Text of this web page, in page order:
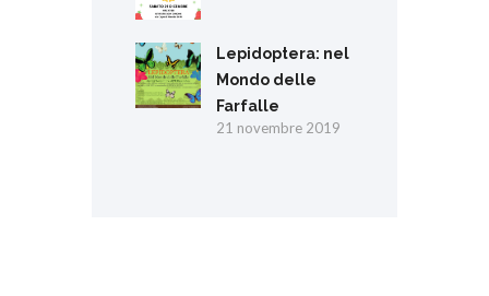
Lepidoptera: nel
Mondo delle
Farfalle
21 novembre 2019